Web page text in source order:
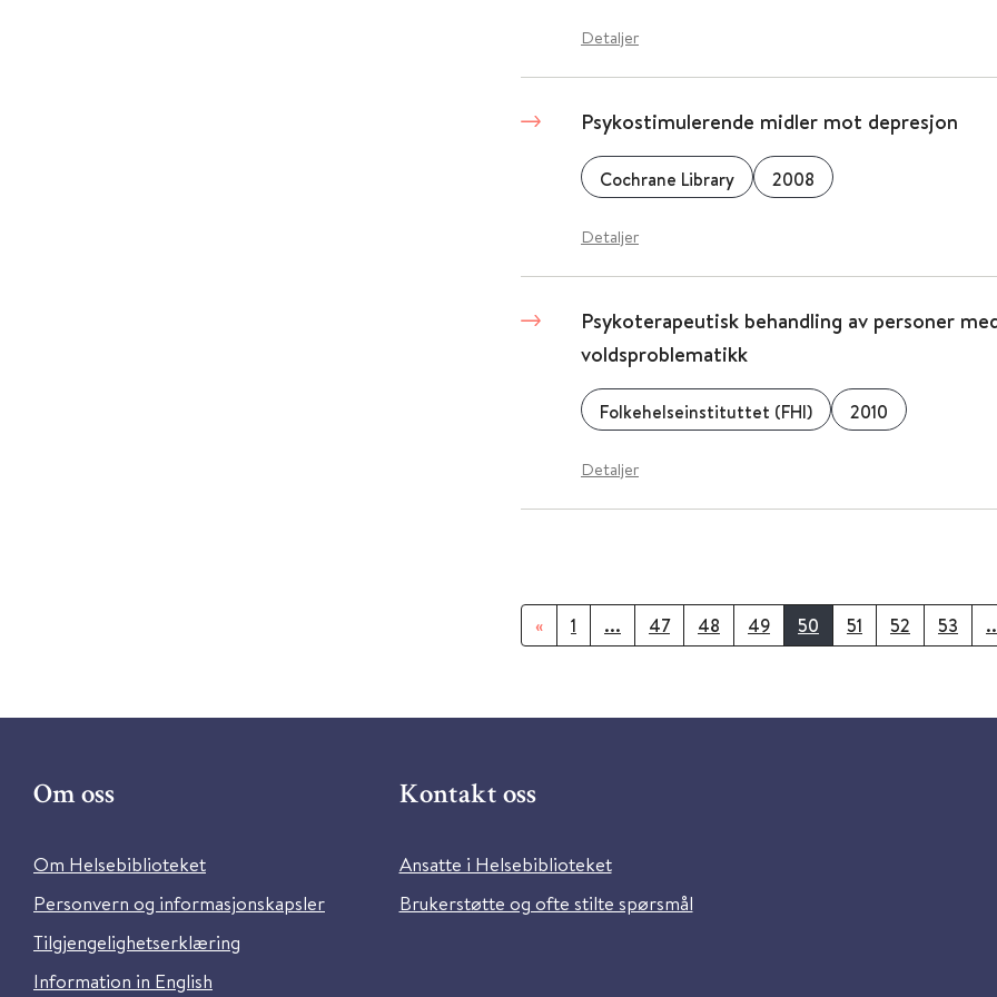
Detaljer
Psykostimulerende midler mot depresjon
Cochrane Library 2008
Detaljer
Psykoterapeutisk behandling av personer
voldsproblematikk
Folkehelseinstituttet (FHI) 2010
Detaljer
« 1 ... 47 48 49 50 51 52 53
Om oss
Om Helsebiblioteket
Personvern og informasjonskapsler
Tilgjengelighetserklæring
Information in English
Kontakt oss
Ansatte i Helsebiblioteket
Brukerstøtte og ofte stilte spørsmål